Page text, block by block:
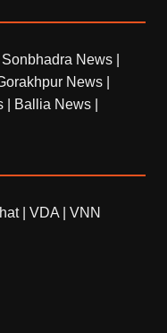
Sonbhadra News
News
Ballia News
| VDA VNN